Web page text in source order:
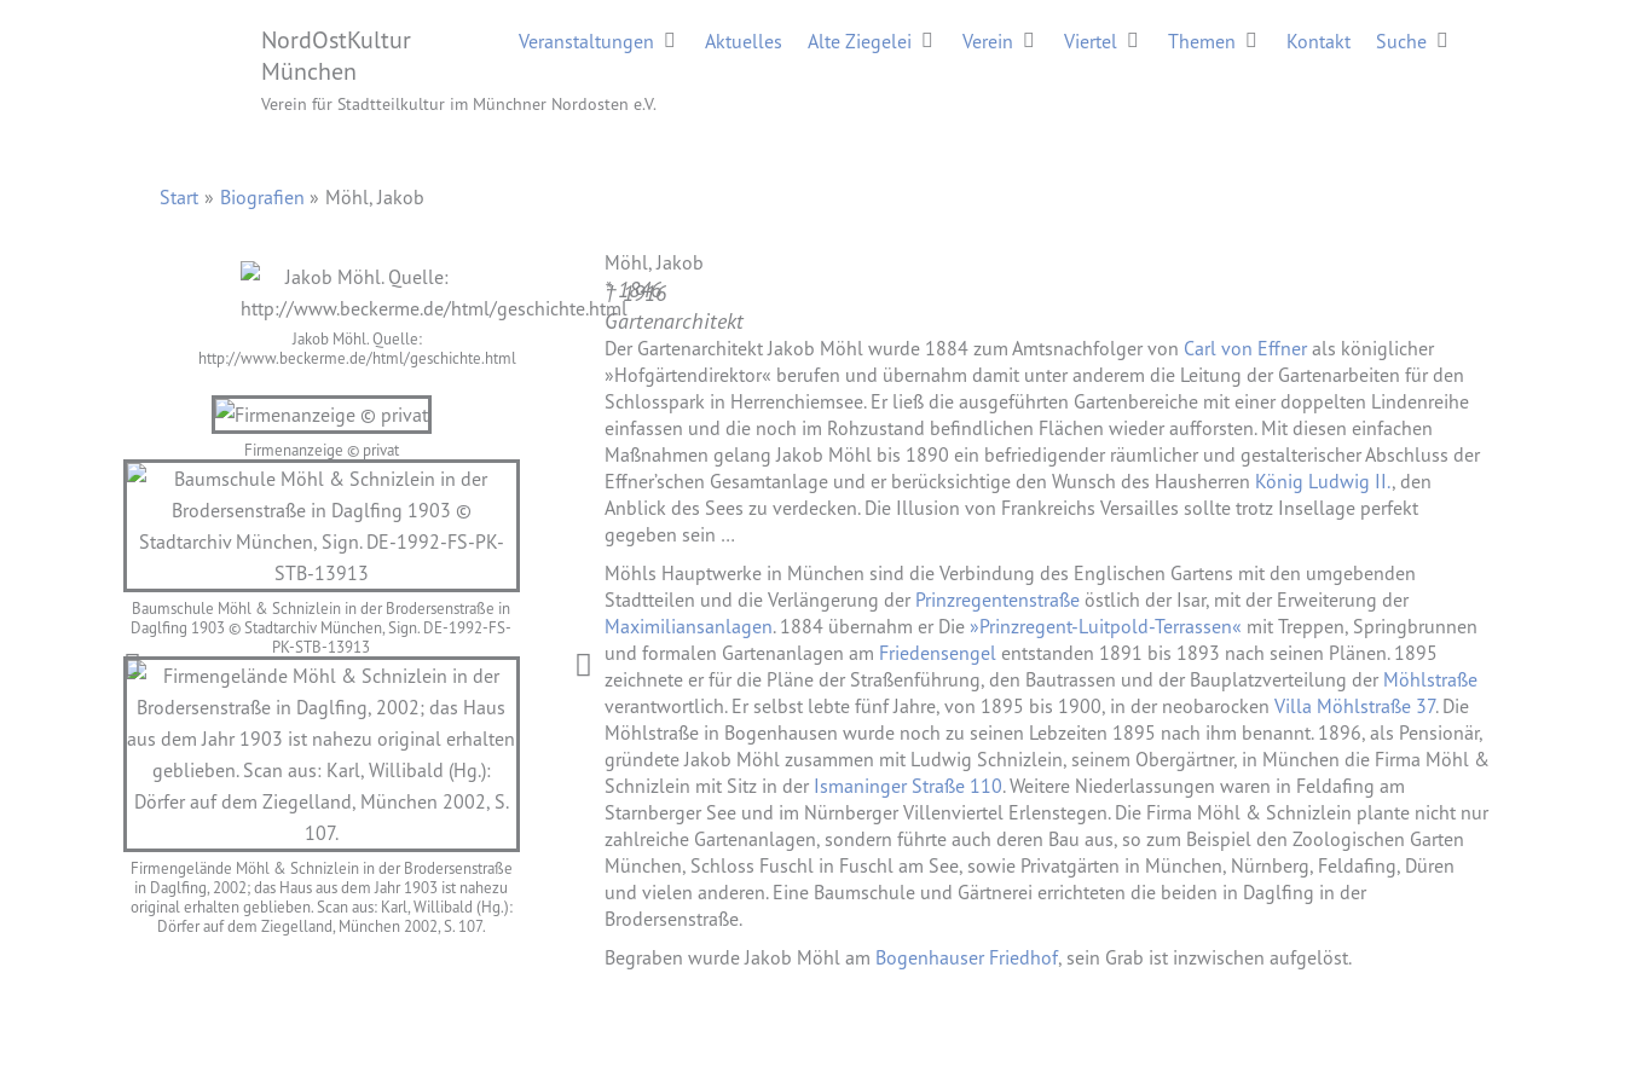
NordOstKultur
München
Veranstaltungen Öffne Veranstaltungen
Aktuelles Alte Ziegelei Öffne Alte Ziegelei
Verein Öffne Verein
Viertel Öffne Viertel
Themen Öffne Themen
Kontakt Suche Öffne Suche
Verein für Stadtteilkultur im Münchner Nordosten e.V.
Start Biografien Möhl, Jakob
Jakob Möhl. Quelle:
http://www.beckerme.de/html/geschichte.html
Firmenanzeige © privat
Baumschule Möhl & Schnizlein in der Brodersenstraße in
Daglfing 1903 © Stadtarchiv München, Sign. DE-1992-FS-
PK-STB-13913
Firmengelände Möhl & Schnizlein in der Brodersenstraße
in Daglfing, 2002; das Haus aus dem Jahr 1903 ist nahezu
original erhalten geblieben. Scan aus: Karl, Willibald (Hg.):
Dörfer auf dem Ziegelland, München 2002, S. 107.
Möhl, Jakob
* 1846
† 1916
Gartenarchitekt
Der Gartenarchitekt Jakob Möhl wurde 1884 zum Amtsnachfolger von Carl von Effnerals königlicher
»Hofgärtendirektor« berufen und übernahm damit unter anderem die Leitung der Gartenarbeiten für den
Schlosspark in Herrenchiemsee. Er ließ die ausgeführten Gartenbereiche mit einer doppelten Lindenreihe
einfassen und die noch im Rohzustand befindlichen Flächen wieder aufforsten. Mit diesen einfachen
Maßnahmen gelang Jakob Möhl bis 1890 ein befriedigender räumlicher und gestalterischer Abschluss der
Effner’schen Gesamtanlage und er berücksichtige den Wunsch des Hausherren König Ludwig II., den
Anblick des Sees zu verdecken. Die Illusion von Frankreichs Versailles sollte trotz Insellage perfekt
gegeben sein …
Möhls Hauptwerke in München sind die Verbindung des Englischen Gartens mit den umgebenden
Stadtteilen und die Verlängerung der Prinzregentenstraßeöstlich der Isar, mit der Erweiterung der
Maximiliansanlagen. 1884 übernahm er Die »Prinzregent-Luitpold-Terrassen« mit Treppen, Springbrunnen
und formalen Gartenanlagen am Friedensengelentstanden 1891 bis 1893 nach seinen Plänen. 1895
zeichnete er für die Pläne der Straßenführung, den Bautrassen und der Bauplatzverteilung der Möhlstraße
verantwortlich. Er selbst lebte fünf Jahre, von 1895 bis 1900, in der neobarocken Villa Möhlstraße 37. Die
Möhlstraße in Bogenhausen wurde noch zu seinen Lebzeiten 1895 nach ihm benannt. 1896, als Pensionär,
gründete Jakob Möhl zusammen mit Ludwig Schnizlein, seinem Obergärtner, in München die Firma Möhl &
Schnizlein mit Sitz in der Ismaninger Straße 110. Weitere Niederlassungen waren in Feldafing am
Starnberger See und im Nürnberger Villenviertel Erlenstegen. Die Firma Möhl & Schnizlein plante nicht nur
zahlreiche Gartenanlagen, sondern führte auch deren Bau aus, so zum Beispiel den Zoologischen Garten
München, Schloss Fuschl in Fuschl am See, sowie Privatgärten in München, Nürnberg, Feldafing, Düren
und vielen anderen. Eine Baumschule und Gärtnerei errichteten die beiden in Daglfing in der
Brodersenstraße.
Begraben wurde Jakob Möhl am Bogenhauser Friedhof, sein Grab ist inzwischen aufgelöst.